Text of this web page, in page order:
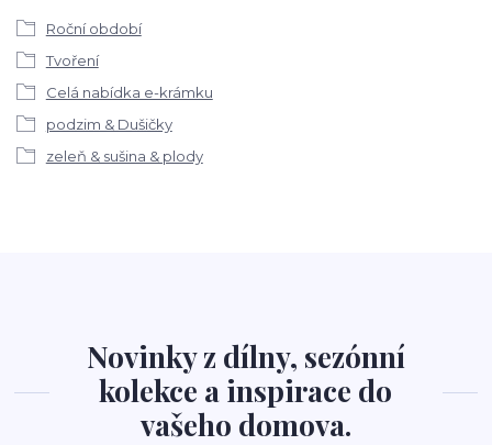
Roční období
Tvoření
Celá nabídka e-krámku
podzim & Dušičky
zeleň & sušina & plody
Novinky z dílny, sezónní
kolekce a inspirace do
vašeho domova.